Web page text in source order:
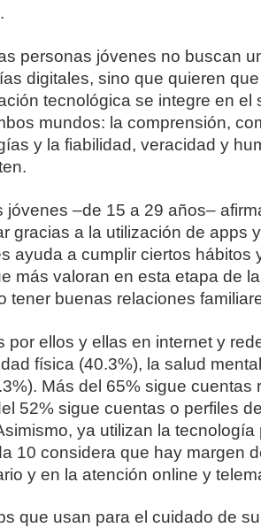
personas jóvenes no buscan
digitales, sino que quieren
tecnológica se integre en el
mundos: la comprensión,
y la fiabilidad, veracidad y
jóvenes –de 15 a 29 años–
gracias a la utilización de apps
ayuda a cumplir ciertos hábitos
más valoran en esta etapa de
tener buenas relaciones
por ellos y ellas en internet y
física (40.3%), la salud
Más del 65% sigue
52% sigue cuentas o perfiles
ya utilizan la
10 considera que hay margen
y en la atención online y
que usan para el cuidado de